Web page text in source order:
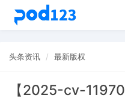
头条资讯 最新版权
【2025-cv-